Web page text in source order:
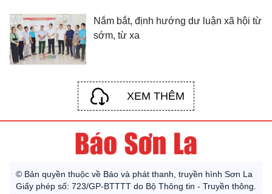
Nắm bắt, định hướng dư luận xã hội từ
sớm, từ xa
XEM THÊM
© Bản quyền thuộc về Báo và phát thanh, truyền hình Sơn La
Giấy phép số: 723/GP-BTTTT do Bộ Thông tin - Truyền thông.